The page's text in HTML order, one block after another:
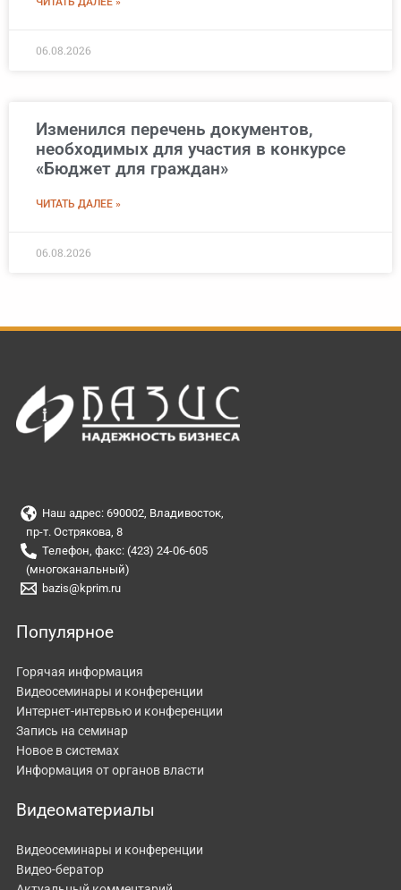
06.08.2026
Изменился перечень документов,
необходимых для участия в конкурсе
«Бюджет для граждан»
ЧИТАТЬ ДАЛЕЕ »
06.08.2026
Наш адрес: 690002, Владивосток,
пр-т. Острякова, 8
Телефон, факс: (423) 24-06-605
(многоканальный)
bazis@kprim.ru
Популярное
Горячая информация
Видеосеминары и конференции
Интернет-интервью и конференции
Запись на семинар
Новое в системах
Информация от органов власти
Видеоматериалы
Видеосеминары и конференции
Видео-бератор